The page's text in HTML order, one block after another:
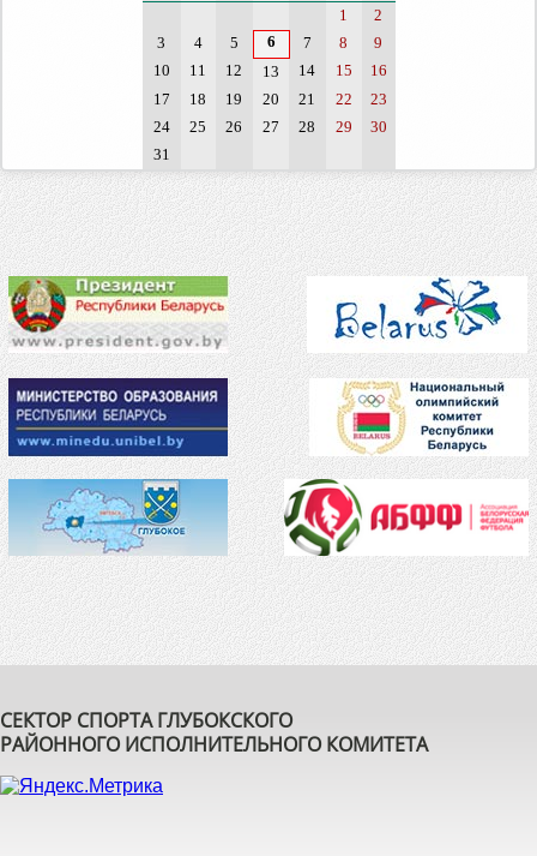
1
2
3
4 5 6 7 8
9
10
11 12 13 14 15
16
17
18 19 20 21 22
23
24
25 26 27 28 29
30
31
СЕКТОР СПОРТА ГЛУБОКСКОГО
РАЙОННОГО ИСПОЛНИТЕЛЬНОГО КОМИТЕТА